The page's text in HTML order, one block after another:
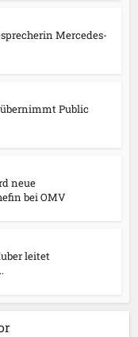
Mercedes-
Public
neue
bei OMV
leitet